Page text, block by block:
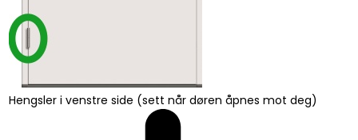
Hengsler i venstre side (sett når døren åpnes mot deg)